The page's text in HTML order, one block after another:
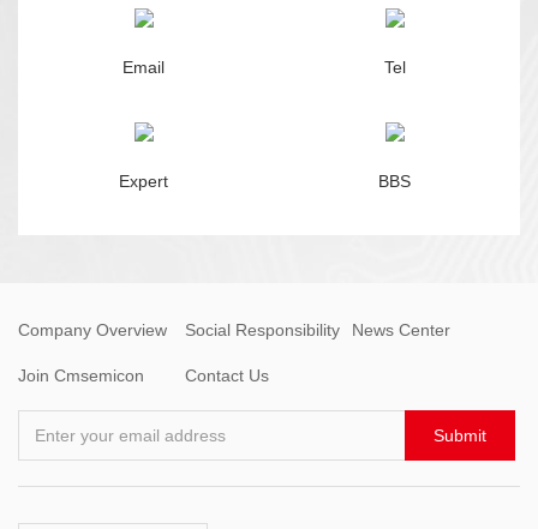
Email Tel
Expert BBS
Company Overview Social Responsibility News Center
Join Cmsemicon Contact Us
Enter your email address Submit